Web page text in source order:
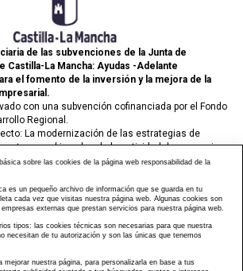
de las subvenciones de la Junta de
Castilla-La Mancha: Ayudas -Adelante
el fomento de la inversión y la mejora de la
con una subvención cofinanciada por el Fondo
Regional.
La modernización de las estrategias de
para el impulso de la actividad de comercio
pymes.sobre las cookies de la página web responsabilidad de la
es un pequeño archivo de información que se guarda en tu
cada vez que visitas nuestra página web. Algunas cookies son
externas que prestan servicios para nuestra página web.
tipos: las cookies técnicas son necesarias para que nuestra
necesitan de tu autorización y son las únicas que tenemos
mejorar nuestra página, para personalizarla en base a tus